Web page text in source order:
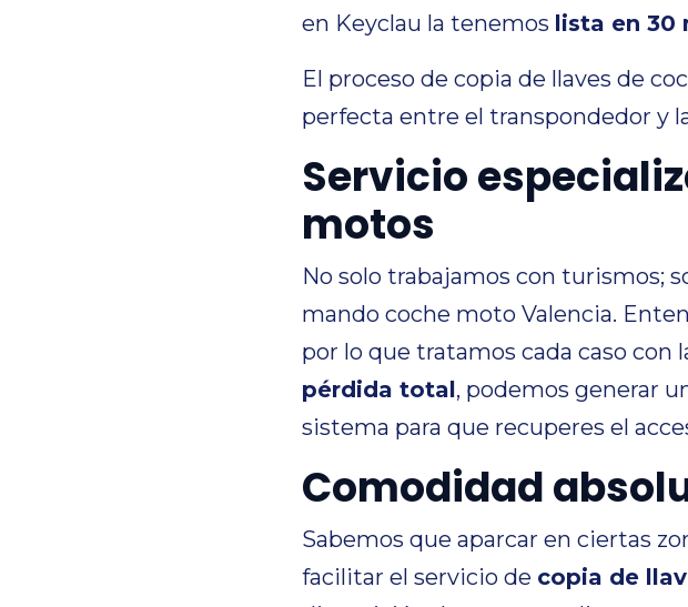
en Keyclau la tenemos lista en 30
El proceso de copia de llaves de
perfecta entre el transpondedor y
Servicio
motos
No solo trabajamos con turismos;
mando coche moto Valencia.
por lo que tratamos cada caso con
pérdida total, podemos generar
sistema para que recuperes el
Comodidad
Sabemos que aparcar en ciertas
facilitar el servicio de copia de